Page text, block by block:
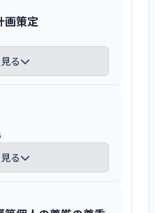
話し合いが行わ
ています。決定内
議での報告を基
アプリ（園日
含めて職員全員
た、各クラスにタ
自由に確認でき
。保護者には、お
配付、口頭での
て、定期的に評
を把握していま
行事やクラス等
任を中心に進め
期的に進捗状況
認を行っていま
間期および年度末
課題抽出および
期および次年度
す。職員は、一人
評価シートに対
います。虐待等の
には、子ども家
係機関と連携が
ます。
、園の機能や専
り組んでいます
ムページ、動画
地域向け掲示等
トの作成には力
れています。事
プリによるヒヤ
活用して記録化
の収集、改善策
す。ヒヤリハット
因分析、事例検
発防止・事故予
ネジメントに基づ
得で組織として
ます。長期展望
キャリアに応じ
識、技術等の職
されています。職
得を踏まえ自己
自らの振り返り
アプランや目標
の取得、向上に
修は、年間研修計
ます。また、定期
育時」「午睡時」
練の実施②「事務
」「近隣火災」
なった状況での訓
先でのヒヤリハッ
修の実施⑤消防署
加⑥ペットボトル
練の実施など、具
れています。
で訓練を行ったこ
報は市が集約
方に向けて保育
しています。ホ
生活、年間行
事についてなど
ています。理念
よるフォトギャ
おり、保育園の
やすく紹介し、
。保育園のパン
・方針・目標、
項や保育内容等
ています
に対しては、入
園児面接、入園
います。施設
本的なルールや
項説明書に基づ
ます。保護者ハ
活、保育に関わ
画策定
る
も一人ひとりの
ています
記録の状況は、
ています。毎日
る